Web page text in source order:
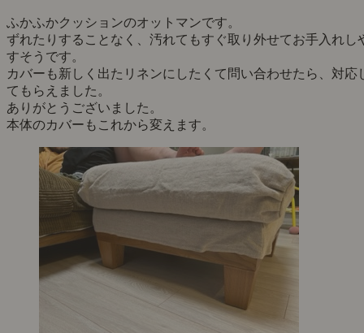
ふかふかクッションのオットマンです。
ずれたりすることなく、汚れてもすぐ取り外せてお手入れし
すそうです。
カバーも新しく出たリネンにしたくて問い合わせたら、対応
てもらえました。
ありがとうございました。
本体のカバーもこれから変えます。